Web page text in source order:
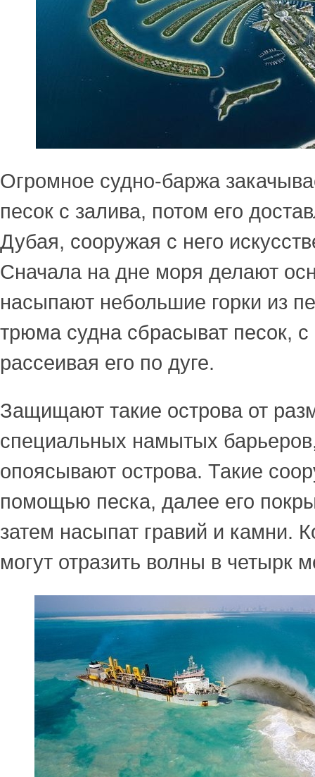
Огромное судно-баржа
песок с залива, потом его
Дубая, сооружая с него
Сначала на дне моря делают
насыпают небольшие горки из
трюма судна сбрасыват песок,
рассеивая его по дуге.
Защищают такие острова от
специальных намытых
опоясывают острова. Такие
помощью песка, далее его
затем насыпат гравий и камни.
могут отразить волны в четырк